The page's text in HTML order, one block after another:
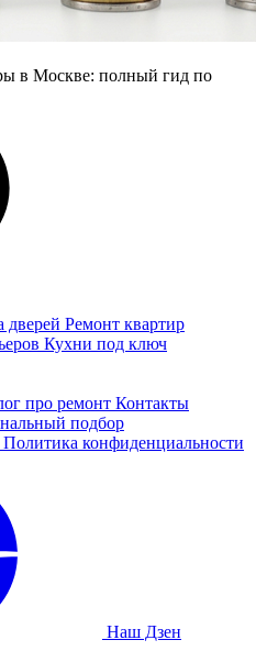
в Москве: полный гид по
дверей Ремонт квартир
Кухни под ключ
про ремонт Контакты
подбор
Политика конфиденциальности
Наш Дзен